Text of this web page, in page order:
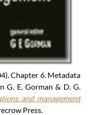
Chapter 6. Metadata
G. E. Gorman & D. G.
and management
Press.